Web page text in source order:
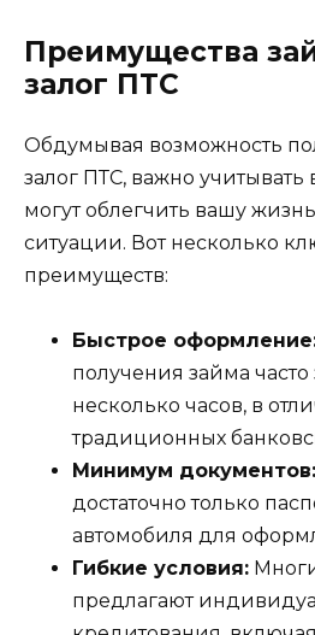
Преимущества
залог ПТС
Обдумывая возможность
залог ПТС, важно
могут облегчить вашу
ситуации. Вот несколько
преимуществ:
Быстрое
получения займа часто
несколько часов, в
традиционных
Минимум документов:
достаточно только
автомобиля для
Гибкие условия:
предлагают